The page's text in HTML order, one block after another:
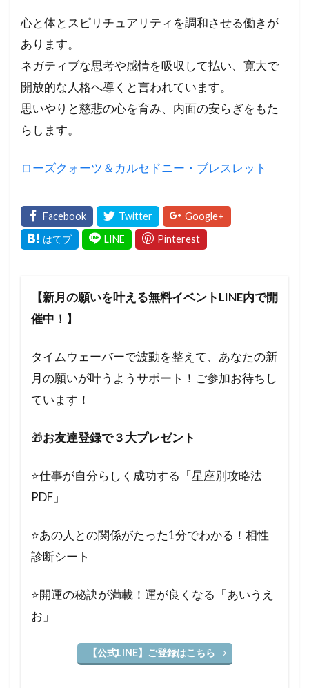
心と体とスピリチュアリティを調和させる働きが
あります。
ネガティブな思考や感情を吸収して払い、寛大で
開放的な人格へ導くと言われています。
思いやりと慈悲の心を育み、内面の安らぎをもた
らします。
ローズクォーツ＆カルセドニー・ブレスレット
【新月の願いを叶える無料イベントLINE内で開
催中！】
タイムウェーバーで波動を整えて、あなたの新
月の願いが叶うようサポート！ご参加お待ちし
ています！
🎁お友達登録で３大プレゼント
⭐️仕事が自分らしく成功する「星座別攻略法
PDF」
⭐️あの人との関係がたった1分でわかる！相性
診断シート
⭐️開運の秘訣が満載！運が良くなる「あいうえ
お」
【公式LINE】ご登録はこちら